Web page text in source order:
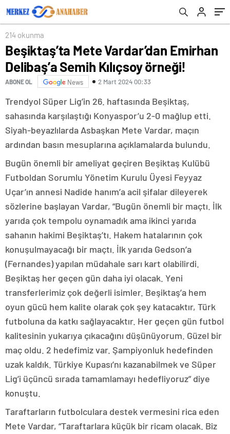
214 okunma
Beşiktaş’ta Mete Vardar’dan Emirhan
Delibaş’a Semih Kılıçsoy örneği!
ABONE OL News 2 Mart 2024 00:33
Trendyol Süper Lig’in 26. haftasında Beşiktaş,
sahasında karşılaştığı Konyaspor’u 2-0 mağlup etti.
Siyah-beyazlılarda Asbaşkan Mete Vardar, maçın
ardından basın mesuplarına açıklamalarda bulundu.
Bugün önemli bir ameliyat geçiren Beşiktaş Kulübü
Futboldan Sorumlu Yönetim Kurulu Üyesi Feyyaz
Uçar’ın annesi Nadide hanım’a acil şifalar dileyerek
sözlerine başlayan Vardar, “Bugün önemli bir maçtı. İlk
yarıda çok tempolu oynamadık ama ikinci yarıda
sahanın hakimi Beşiktaş’tı. Hakem hatalarının çok
konuşulmayacağı bir maçtı. İlk yarıda Gedson’a
(Fernandes) yapılan müdahale sarı kart olabilirdi.
Beşiktaş her geçen gün daha iyi olacak. Yeni
transferlerimiz çok değerli isimler. Beşiktaş’a hem
oyun gücü hem kalite olarak çok şey katacaktır, Türk
futboluna da katkı sağlayacaktır. Her geçen gün futbol
kalitesinin yukarıya çıkacağını düşünüyorum. Güzel bir
maç oldu. 2 hedefimiz var. Şampiyonluk hedefinden
uzak kaldık. Türkiye Kupası’nı kazanabilmek ve Süper
Lig’i üçüncü sırada tamamlamayı hedefliyoruz” diye
konuştu.
Taraftarların futbolculara destek vermesini rica eden
Mete Vardar, “Taraftarlara küçük bir ricam olacak. Biz